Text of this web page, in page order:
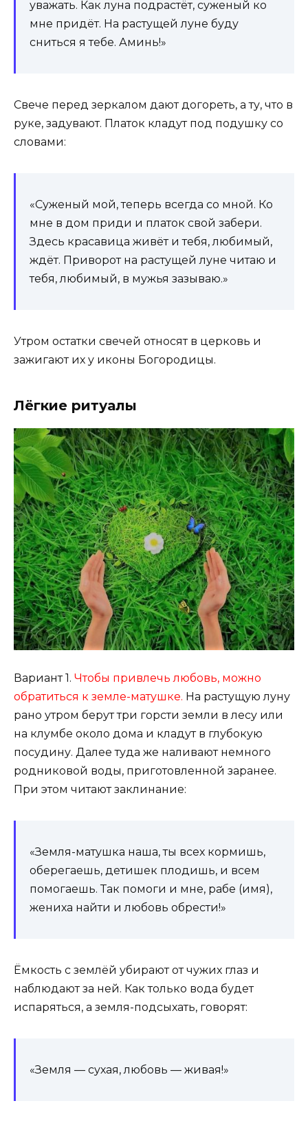
уважать. Как луна подрастёт, суженый ко
мне придёт. На растущей луне буду
сниться я тебе. Аминь!»
Свече перед зеркалом дают догореть, а ту, что в
руке, задувают. Платок кладут под подушку со
словами:
«Суженый мой, теперь всегда со мной. Ко
мне в дом приди и платок свой забери.
Здесь красавица живёт и тебя, любимый,
ждёт. Приворот на растущей луне читаю и
тебя, любимый, в мужья зазываю.»
Утром остатки свечей относят в церковь и
зажигают их у иконы Богородицы.
Лёгкие ритуалы
Вариант 1. Чтобы привлечь любовь, можно
обратиться к земле-матушке. На растущую луну
рано утром берут три горсти земли в лесу или
на клумбе около дома и кладут в глубокую
посудину. Далее туда же наливают немного
родниковой воды, приготовленной заранее.
При этом читают заклинание:
«Земля-матушка наша, ты всех кормишь,
оберегаешь, детишек плодишь, и всем
помогаешь. Так помоги и мне, рабе (имя),
жениха найти и любовь обрести!»
Ёмкость с землёй убирают от чужих глаз и
наблюдают за ней. Как только вода будет
испаряться, а земля-подсыхать, говорят:
«Земля — сухая, любовь — живая!»